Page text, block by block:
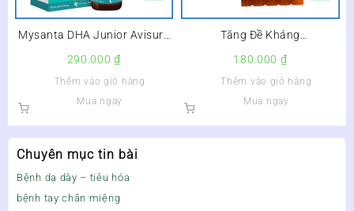
Chuyên mục tin bài
Bệnh dạ dày – tiêu hóa
bệnh tay chân miệng
Mysanta DHA Junior Avisure
Lọ 30ml –
290.000₫
Thêm vào giỏ hàng
Mua ngay
Tăng Đề Kháng
Dynamymogen Gold Hộp 20
180.000 ₫
Thêm vào giỏ hàng
Mua ngay